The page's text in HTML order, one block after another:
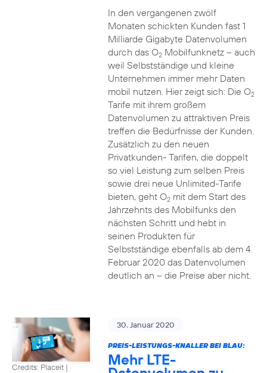
In den vergangenen zwölf
Monaten schickten Kunden fast 1
Milliarde Gigabyte Datenvolumen
durch das O2Mobilfunknetz – auch
weil Selbstständige und kleine
Unternehmen immer mehr Daten
mobil nutzen. Hier zeigt sich: Die O2
Tarife mit ihrem großem
Datenvolumen zu attraktiven Preis
treffen die Bedürfnisse der Kunden.
Zusätzlich zu den neuen
Privatkunden- Tarifen, die doppelt
so viel Leistung zum selben Preis
sowie drei neue Unlimited-Tarife
bieten, geht O2mit dem Start des
Jahrzehnts des Mobilfunks den
nächsten Schritt und hebt in
seinen Produkten für
Selbstständige ebenfalls ab dem 4.
Februar 2020 das Datenvolumen
deutlich an – die Preise aber nicht.
Credits: Placeit |
30. Januar 2020
PREIS-LEISTUNGS-KNALLER BEI BLAU:
Mehr LTE-